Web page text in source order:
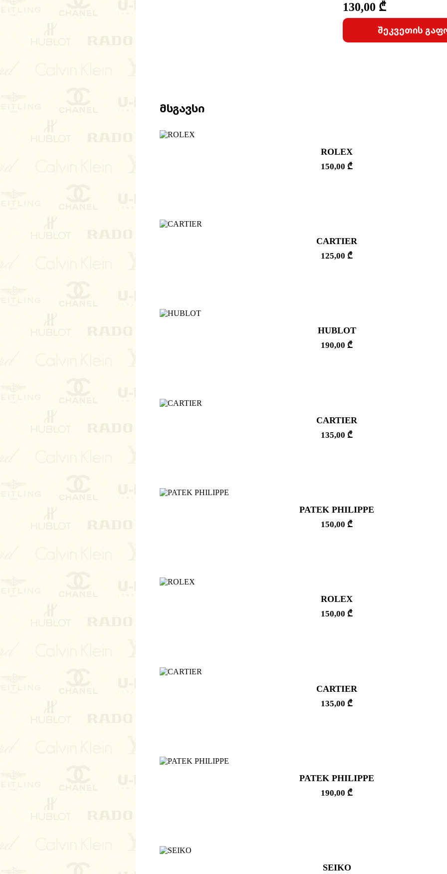
130,00 ₾
შეკვეთის
Მსგავსი
ROLEX
150,00 ₾
CARTIER
125,00 ₾
HUBLOT
190,00 ₾
CARTIER
135,00 ₾
PATEK PHILIPPE
150,00 ₾
ROLEX
150,00 ₾
CARTIER
135,00 ₾
PATEK PHILIPPE
190,00 ₾
SEIKO